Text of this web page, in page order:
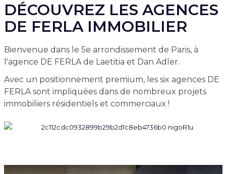
DÉCOUVREZ LES AGENCES
DE FERLA IMMOBILIER
Bienvenue dans le 5e arrondissement de Paris, à
l'agence DE FERLA de Laetitia et Dan Adler.
Avec un positionnement premium, les six agences DE
FERLA sont impliquées dans de nombreux projets
immobiliers résidentiels et commerciaux !